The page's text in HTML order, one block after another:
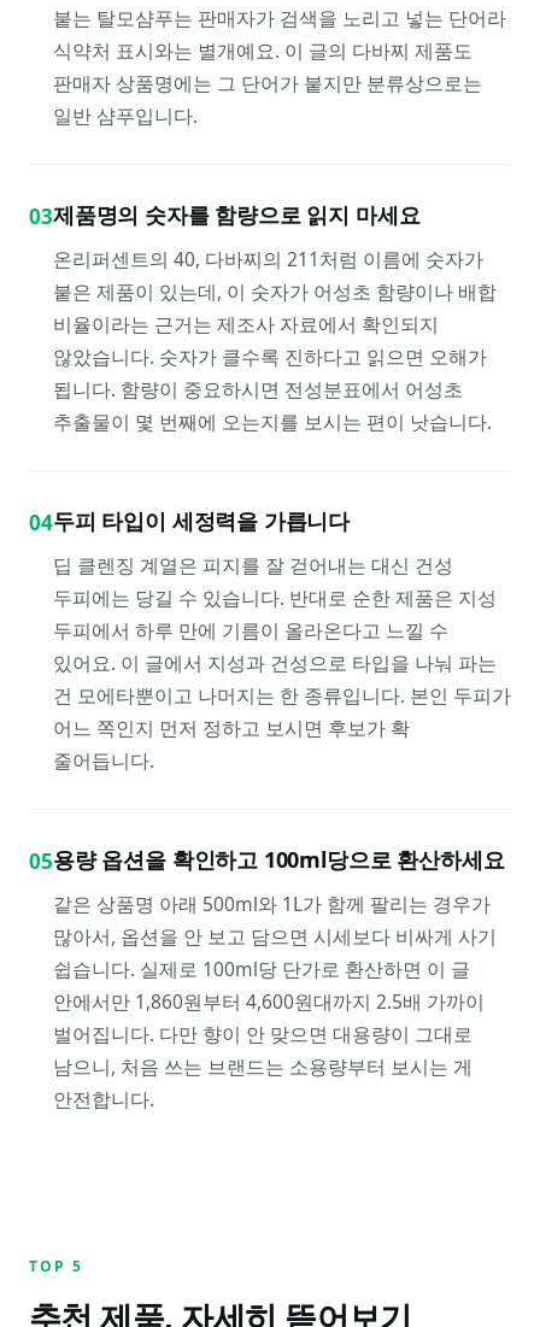
붙는 탈모샴푸는 판매자가 검색을 노리고 넣는 단어라
식약처 표시와는 별개예요. 이 글의 다바찌 제품도
판매자 상품명에는 그 단어가 붙지만 분류상으로는
일반 샴푸입니다.
03제품명의 숫자를 함량으로 읽지 마세요
온리퍼센트의 40, 다바찌의 211처럼 이름에 숫자가
붙은 제품이 있는데, 이 숫자가 어성초 함량이나 배합
비율이라는 근거는 제조사 자료에서 확인되지
않았습니다. 숫자가 클수록 진하다고 읽으면 오해가
됩니다. 함량이 중요하시면 전성분표에서 어성초
추출물이 몇 번째에 오는지를 보시는 편이 낫습니다.
04두피 타입이 세정력을 가릅니다
딥 클렌징 계열은 피지를 잘 걷어내는 대신 건성
두피에는 당길 수 있습니다. 반대로 순한 제품은 지성
두피에서 하루 만에 기름이 올라온다고 느낄 수
있어요. 이 글에서 지성과 건성으로 타입을 나눠 파는
건 모에타뿐이고 나머지는 한 종류입니다. 본인 두피가
어느 쪽인지 먼저 정하고 보시면 후보가 확
줄어듭니다.
05용량 옵션을 확인하고 100ml당으로 환산하세요
같은 상품명 아래 500ml와 1L가 함께 팔리는 경우가
많아서, 옵션을 안 보고 담으면 시세보다 비싸게 사기
쉽습니다. 실제로 100ml당 단가로 환산하면 이 글
안에서만 1,860원부터 4,600원대까지 2.5배 가까이
벌어집니다. 다만 향이 안 맞으면 대용량이 그대로
남으니, 처음 쓰는 브랜드는 소용량부터 보시는 게
안전합니다.
TOP 5
추천 제품, 자세히 뜯어보기